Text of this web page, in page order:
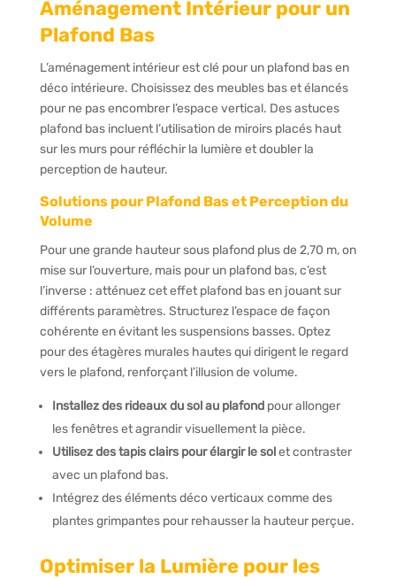
Aménagement Intérieur pour un
Plafond Bas
L’aménagement intérieur est clé pour un plafond bas en
déco intérieure. Choisissez des meubles bas et élancés
pour ne pas encombrer l’espace vertical. Des astuces
plafond bas incluent l’utilisation de miroirs placés haut
sur les murs pour réfléchir la lumière et doubler la
perception de hauteur.
Solutions pour Plafond Bas et Perception du
Volume
Pour une grande hauteur sous plafond plus de 2,70 m, on
mise sur l’ouverture, mais pour un plafond bas, c’est
l’inverse : atténuez cet effet plafond bas en jouant sur
différents paramètres. Structurez l’espace de façon
cohérente en évitant les suspensions basses. Optez
pour des étagères murales hautes qui dirigent le regard
vers le plafond, renforçant l’illusion de volume.
Installez des rideaux du sol au plafondpour allonger
les fenêtres et agrandir visuellement la pièce.
Utilisez des tapis clairs pour élargir le solet contraster
avec un plafond bas.
Intégrez des éléments déco verticaux comme des
plantes grimpantes pour rehausser la hauteur perçue.
Optimiser la Lumière pour les